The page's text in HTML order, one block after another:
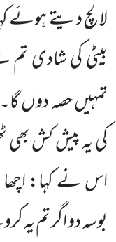
لالچ دیتے ہوئے
بیٹی کی شادی
تمہیںحصہ دوں
کی یہ پیش کش بھی
اس نے کہا:
بوسہ دو اگر تم یہ